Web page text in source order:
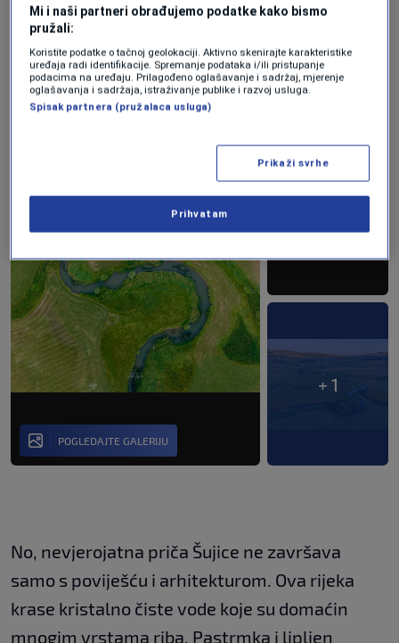
Njegova arhitektura i starina privlače
znatiželjnike i historičare iz cijelog svijeta.
+ 1
POGLEDAJTE GALERIJU
No, nevjerojatna priča Šujice ne završava
samo s poviješću i arhitekturom. Ova rijeka
krase kristalno čiste vode koje su domaćin
mnogim vrstama riba. Pastrmka i lipljen
Mi i naši partneri obrađujemo podatke kako bismo
pružali:
Koristite podatke o tačnoj geolokaciji. Aktivno skenirajte karakteristike
uređaja radi identifikacije. Spremanje podataka i/ili pristupanje
podacima na uređaju. Prilagođeno oglašavanje i sadržaj, mjerenje
oglašavanja i sadržaja, istraživanje publike i razvoj usluga.
Spisak partnera (pružalaca usluga)
Prikaži svrhe
Prihvatam